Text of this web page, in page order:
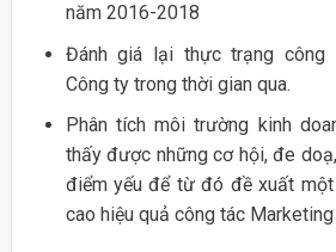
năm 2016-2018
Đánh giá lại thực trạng công
Công ty trong thời gian qua.
Phân tích môi trường kinh
thấy được những cơ hội, đe
điểm yếu để từ đó đề xuất
cao hiệu quả công tác